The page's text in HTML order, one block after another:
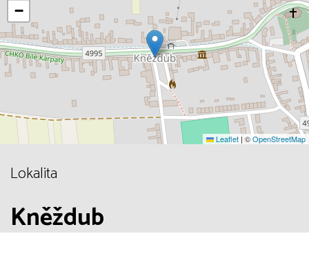
−
Leaflet | ©OpenStreetMap
Lokalita
Kněždub